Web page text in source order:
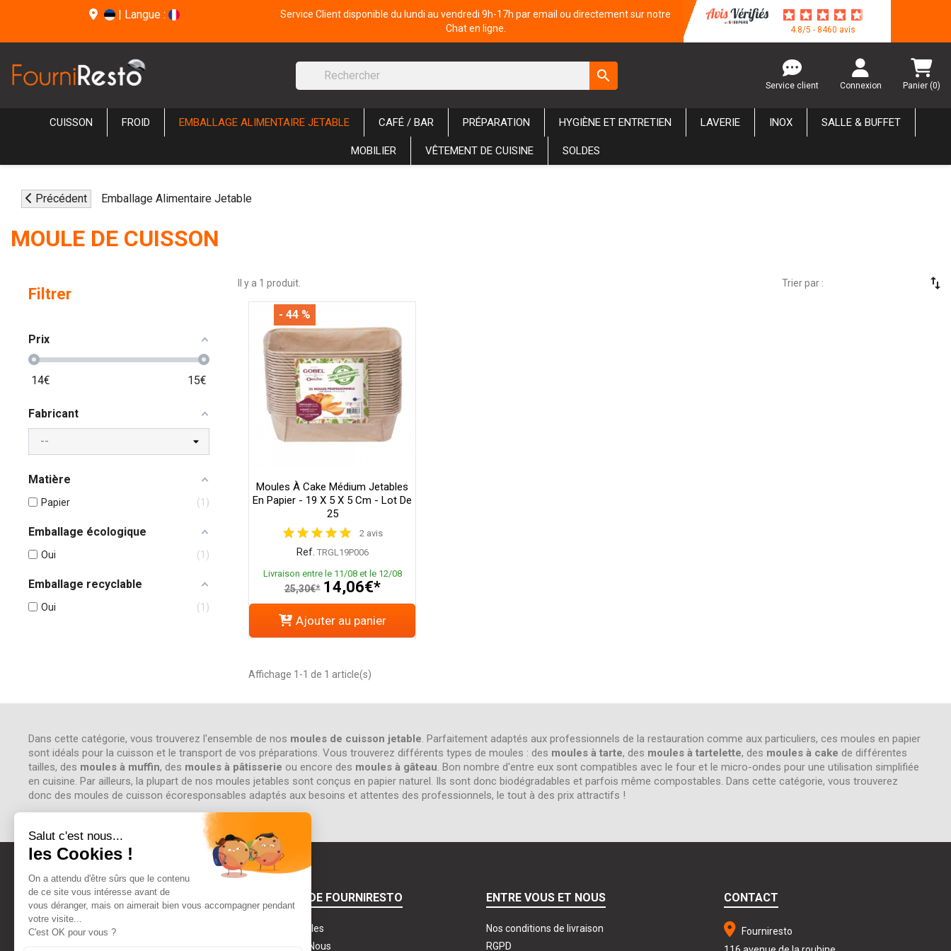
| Langue :
Service Client disponible du lundi au vendredi 9h-17h par email ou directement sur notre
Chat en ligne.
4.8/5 - 8460 avis
search
Service client Connexion Panier (0)
CUISSON FROID EMBALLAGE ALIMENTAIRE JETABLE CAFÉ / BAR PRÉPARATION HYGIÈNE ET ENTRETIEN LAVERIE INOX SALLE & BUFFET
MOBILIER VÊTEMENT DE CUISINE SOLDES
Précédent Emballage Alimentaire Jetable
MOULE DE CUISSON
Filtrer
Prix
14€ 15€
Fabricant
Matière
Papier 1
Emballage écologique
Oui 1
Emballage recyclable
Oui 1
Il y a 1 produit. Trier par : swap_vert
Moules À Cake Médium Jetables
En Papier - 19 X 5 X 5 Cm - Lot De
25
2 avis
Ref. TRGL19P006
Livraison entre le 11/08 et le 12/08
25,30€* 14,06€*
- 44 %
Ajouter au panier
Affichage 1-1 de 1 article(s)
Dans cette catégorie, vous trouverez l'ensemble de nos moules de cuisson jetable. Parfaitement adaptés aux professionnels de la restauration comme aux particuliers, ces moules en papier
sont idéals pour la cuisson et le transport de vos préparations. Vous trouverez différents types de moules : des moules à tarte, des moules à tartelette, des moules à cake de différentes
tailles, des moules à muffin, des moules à pâtisserie ou encore des moules à gâteau. Bon nombre d'entre eux sont compatibles avec le four et le micro-ondes pour une utilisation simplifiée
en cuisine. Par ailleurs, la plupart de nos moules jetables sont conçus en papier naturel. Ils sont donc biodégradables et parfois même compostables. Dans cette catégorie, vous trouverez
donc des moules de cuisson écoresponsables adaptés aux besoins et attentes des professionnels, le tout à des prix attractifs !
A PROPOS DE FOURNIRESTO
Mentions légales
Qui Sommes Nous
ENTRE VOUS ET NOUS
Nos conditions de livraison
RGPD
CONTACT
Fourniresto